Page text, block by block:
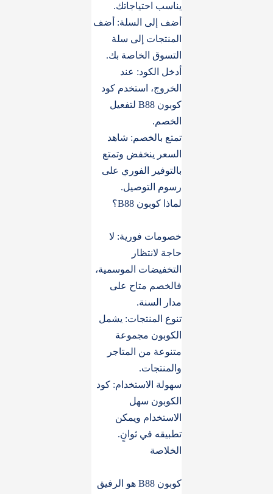
يناسب احتياجاتك.
أضف إلى السلة: أضف
المنتجات إلى سلة
التسوق الخاصة بك.
أدخل الكود: عند
الخروج، استخدم كود
كوبون B88 لتفعيل
الخصم.
تمتع بالخصم: شاهد
السعر ينخفض وتمتع
بالتوفير الفوري على
رسوم التوصيل.
لماذا كوبون B88؟
خصومات فورية: لا
حاجة لانتظار
التخفيضات الموسمية،
فالخصم متاح على
مدار السنة.
تنوع المنتجات: يشمل
الكوبون مجموعة
متنوعة من المتاجر
والمنتجات.
سهولة الاستخدام: كود
الكوبون سهل
الاستخدام ويمكن
تطبيقه في ثوانٍ.
الخلاصة
كوبون B88 هو الرفيق